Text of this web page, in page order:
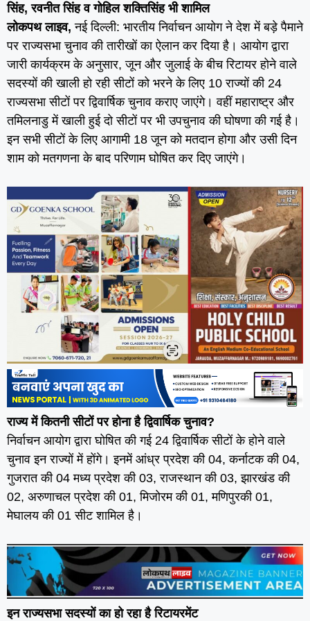
सिंह, रवनीत सिंह व गोहिल शक्तिसिंह भी शामिल
लोकपथ लाइव, नई दिल्ली: भारतीय निर्वाचन आयोग ने देश में बड़े पैमाने
पर राज्यसभा चुनाव की तारीखों का ऐलान कर दिया है। आयोग द्वारा
जारी कार्यक्रम के अनुसार, जून और जुलाई के बीच रिटायर होने वाले
सदस्यों की खाली हो रही सीटों को भरने के लिए 10 राज्यों की 24
राज्यसभा सीटों पर द्विवार्षिक चुनाव कराए जाएंगे। वहीं महाराष्ट्र और
तमिलनाडु में खाली हुई दो सीटों पर भी उपचुनाव की घोषणा की गई है।
इन सभी सीटों के लिए आगामी 18 जून को मतदान होगा और उसी दिन
शाम को मतगणना के बाद परिणाम घोषित कर दिए जाएंगे।
राज्य में कितनी सीटों पर होना है द्विवार्षिक चुनाव?
निर्वाचन आयोग द्वारा घोषित की गई 24 द्विवार्षिक सीटों के होने वाले
चुनाव इन राज्यों में होंगे। इनमें आंध्र प्रदेश की 04, कर्नाटक की 04,
गुजरात की 04 मध्य प्रदेश की 03, राजस्थान की 03, झारखंड की
02, अरुणाचल प्रदेश की 01, मिजोरम की 01, मणिपुरकी 01,
मेघालय की 01 सीट शामिल है।
इन राज्यसभा सदस्यों का हो रहा है रिटायरमेंट